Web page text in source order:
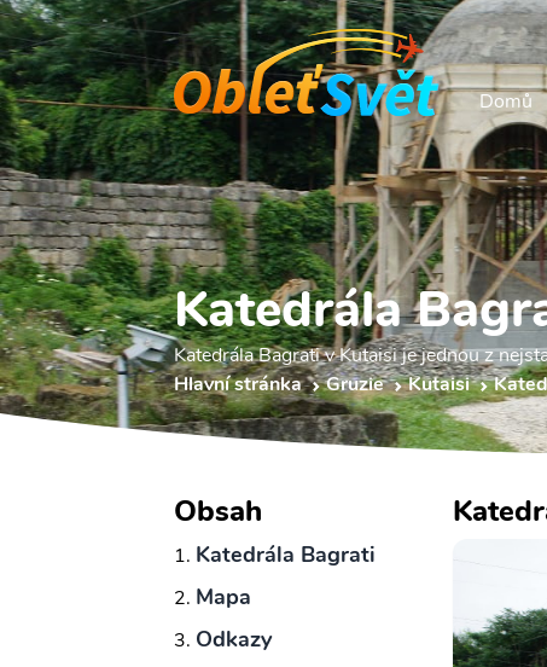
Domů
Katedrála
Katedrála Bagrati v Kutaisi je jednou z
Hlavní stránka
Gruzie Kutaisi
Obsah
Katedrála Bagrati
Mapa
Odkazy